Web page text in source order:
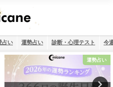
占い 運勢占い 診断・心理テスト 今
運勢占い